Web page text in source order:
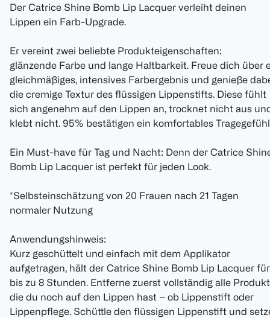
Der Catrice Shine Bomb Lip Lacquer verleiht deinen
Lippen ein Farb-Upgrade.
Er vereint zwei beliebte Produkteigenschaften:
glänzende Farbe und lange Haltbarkeit. Freue dich über
gleichmäßiges, intensives Farbergebnis und genieße
die cremige Textur des flüssigen Lippenstifts. Diese fühlt
sich angenehm auf den Lippen an, trocknet nicht aus
klebt nicht. 95% bestätigen ein komfortables
Ein Must-have für Tag und Nacht: Denn der Catrice
Bomb Lip Lacquer ist perfekt für jeden Look.
*Selbsteinschätzung von 20 Frauen nach 21 Tagen
normaler Nutzung
Anwendungshinweis:
Kurz geschüttelt und einfach mit dem Applikator
aufgetragen, hält der Catrice Shine Bomb Lip Lacquer für
bis zu 8 Stunden. Entferne zuerst vollständig alle
die du noch auf den Lippen hast – ob Lippenstift oder
Lippenpflege. Schüttle den flüssigen Lippenstift und